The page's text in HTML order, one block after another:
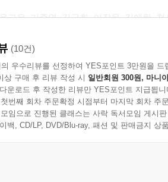
은 인간이다. 이 땅을 외롭게 만든 것은
있다는 생각을 했다.
로」 중에서
고은, 기준영, 김금희, 이장욱, 김애란,
에 따르면 여행은 ‘일이나 유람을 목적
적보다는 떠남의 경험이 우리에게 어떤
「탐페레 공항」은 여행으로 젊은이의
하다. 꿈을 따뜻하고 섬세한 친절과 배려
(10건)
우수리뷰를 선정하여 YES포인트 3만원을 드
상 구매 후 리뷰 작성 시 일반회원 300원, 마니
운로드 후 작성한 리뷰만 YES포인트 지급됩니
번째 회차 주문확정 시점부터 마지막 회차 주
임으로 진행된 클래스는 사락 독서모임 게시
백, CD/LP, DVD/Blu-ray, 패션 및 판매금지 상